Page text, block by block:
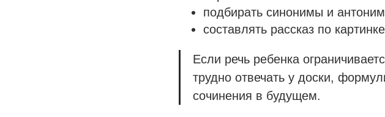
подбирать синонимы и
составлять рассказ по картинке
Если речь ребенка
трудно отвечать у доски,
сочинения в будущем.